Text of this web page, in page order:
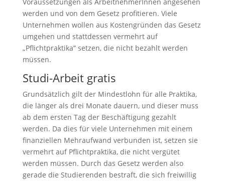
Voraussetzungen als ArbeitnehmerInnen angesehen
werden und von dem Gesetz profitieren. Viele
Unternehmen wollen aus Kostengründen das Gesetz
umgehen und stattdessen vermehrt auf
„Pflichtpraktika“ setzen, die nicht bezahlt werden
müssen.
Studi-Arbeit gratis
Grundsätzlich gilt der Mindestlohn für alle Praktika,
die länger als drei Monate dauern, und dieser muss
ab dem ersten Tag der Beschäftigung gezahlt
werden. Da dies für viele Unternehmen mit einem
finanziellen Mehraufwand verbunden ist, setzen sie
vermehrt auf Pflichtpraktika, die nicht vergütet
werden müssen. Durch das Gesetz werden also
gerade die Studierenden bestraft, die sich freiwillig